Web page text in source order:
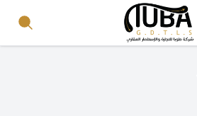
Your Company